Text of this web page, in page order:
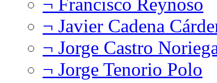
¬ Javier Cadena
¬ Jorge Castro
¬ Jorge Tenorio Polo